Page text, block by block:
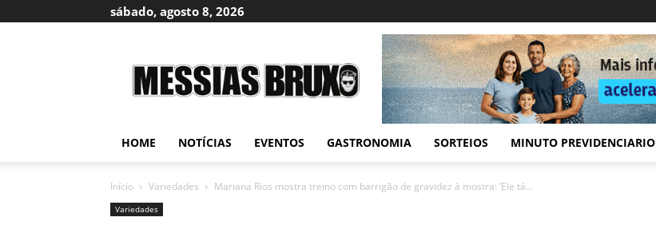
sábado, agosto 8, 2026
Bruxo
HOME NOTÍCIAS EVENTOS GASTRONOMIA SORTEIOS MINUTO PREVIDENCIARIO
Início Variedades Mariana Rios mostra treino com barrigão de gravidez à mostra: ‘Ele tá...
Variedades